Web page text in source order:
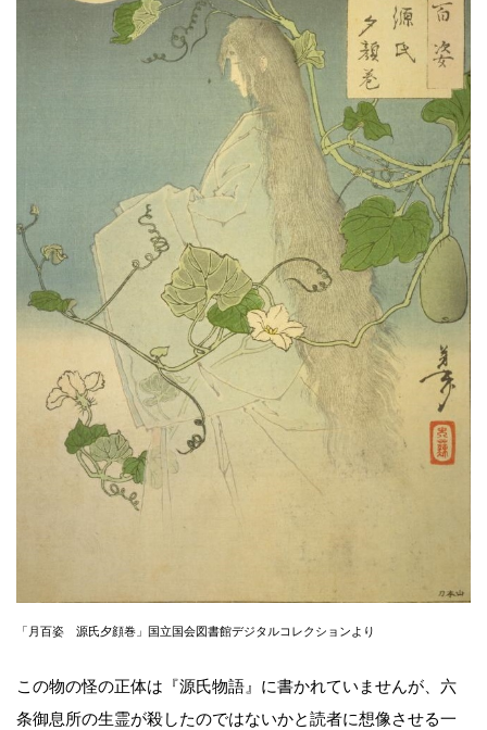
「月百姿 源氏夕顔巻」国立国会図書館デジタルコレクションより
この物の怪の正体は『源氏物語』に書かれていませんが、六
条御息所の生霊が殺したのではないかと読者に想像させる一